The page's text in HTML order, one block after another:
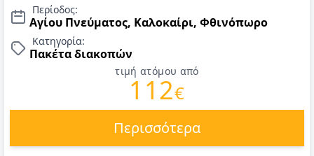
Περίοδος:
Αγίου Πνεύματος, Καλοκαίρι, Φθινόπωρο
Κατηγορία:
Πακέτα διακοπών
τιμή ατόμου από
112€
Περισσότερα